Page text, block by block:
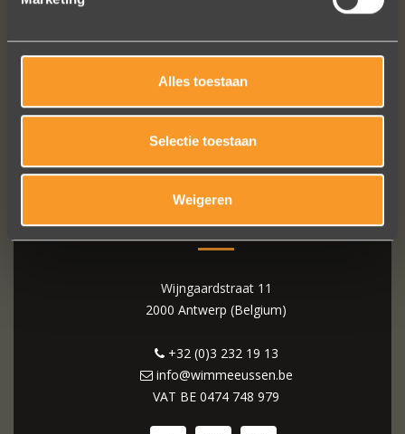
Alles toestaan
Selectie toestaan
Weigeren
WIM MEEUSSEN
Wijngaardstraat 11
2000 Antwerp (Belgium)
+32 (0)3 232 19 13
info@wimmeeussen.be
VAT BE 0474 748 979